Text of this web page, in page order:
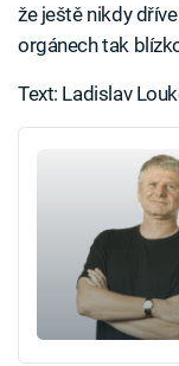
že ještě nikdy
orgánech tak
Text: Ladislav